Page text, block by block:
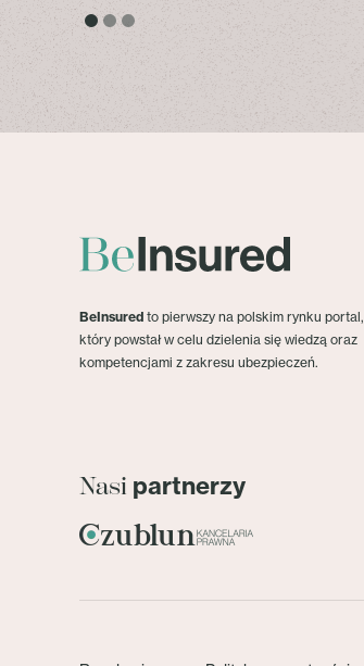
BeInsured to pierwszy na polskim rynku portal,
który powstał w celu dzielenia się wiedzą oraz
kompetencjami z zakresu ubezpieczeń.
Nasi partnerzy